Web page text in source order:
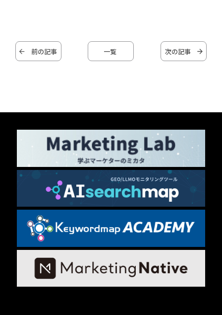
前の記事 一覧 次の記事